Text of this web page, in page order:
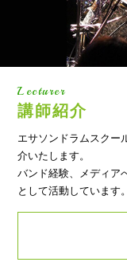
Lecturer
講師紹介
エサソンドラムスクー
介いたします。
バンド経験、メディア
として活動しています。